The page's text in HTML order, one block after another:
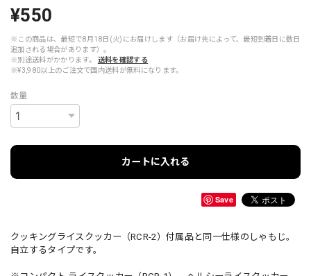
¥550
※この商品は、最短で8月18日(火)にお届けします（お届け先によって、最短到着日に数日
追加される場合があります）。
※別途送料がかかります。
送料を確認する
※¥3,980以上のご注文で国内送料が無料になります。
数量
カートに入れる
Save
クッキングライスクッカー（RCR-2）付属品と同一仕様のしゃもじ。
自立するタイプです。